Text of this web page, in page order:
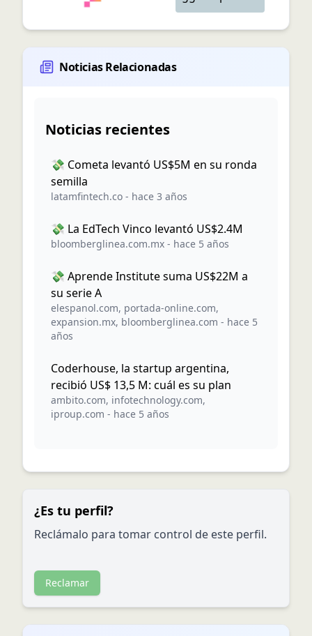
Noticias Relacionadas
Noticias recientes
💸 Cometa levantó US$5M en su ronda
semilla
latamfintech.co - hace 3 años
💸 La EdTech Vinco levantó US$2.4M
bloomberglinea.com.mx - hace 5 años
💸 Aprende Institute suma US$22M a
su serie A
elespanol.com, portada-online.com,
expansion.mx, bloomberglinea.com - hace 5
años
Coderhouse, la startup argentina,
recibió US$ 13,5 M: cuál es su plan
ambito.com, infotechnology.com,
iproup.com - hace 5 años
¿Es tu perfil?
Reclámalo para tomar control de este perfil.
Reclamar